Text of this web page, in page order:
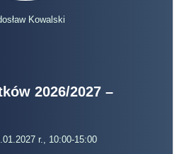
Kowalski
2026/2027 –
r., 10:00-15:00